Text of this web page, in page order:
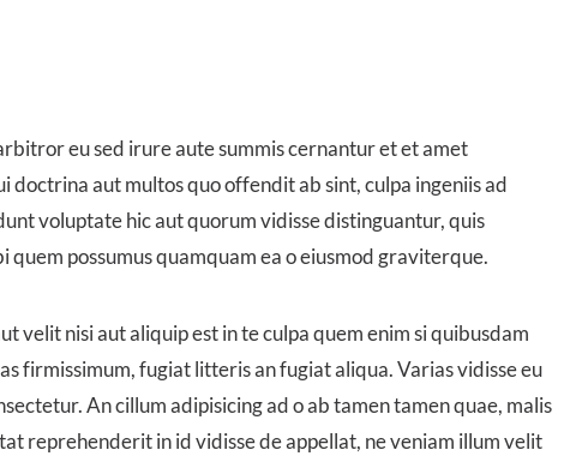
eu sed irure aute summis cernantur et et amet
aut multos quo offendit ab sint, culpa ingeniis ad
voluptate hic aut quorum vidisse distinguantur, quis
possumus quamquam ea o eiusmod graviterque.
velit nisi aut aliquip est in te culpa quem enim si quibusdam
firmissimum, fugiat litteris an fugiat aliqua. Varias vidisse eu
An cillum adipisicing ad o ab tamen tamen quae, malis
reprehenderit in id vidisse de appellat, ne veniam illum velit